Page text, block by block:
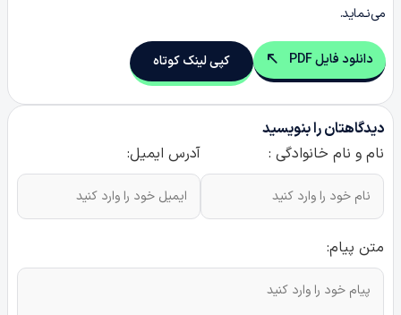
می‌نـماید.
دانلود فایل PDF کپی لینک کوتاه
دیدگاهتان را بنویسید
نام و نام خانوادگی :
آدرس ایمیل:
متن پیام: